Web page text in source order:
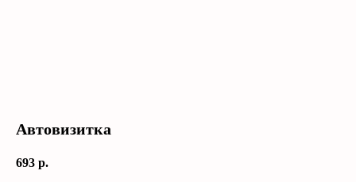
Автовизитка
693 р.